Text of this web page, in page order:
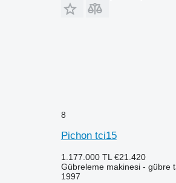
8
Pichon tci15
1.177.000 TL €21.420
Gübreleme makinesi - gübre
1997